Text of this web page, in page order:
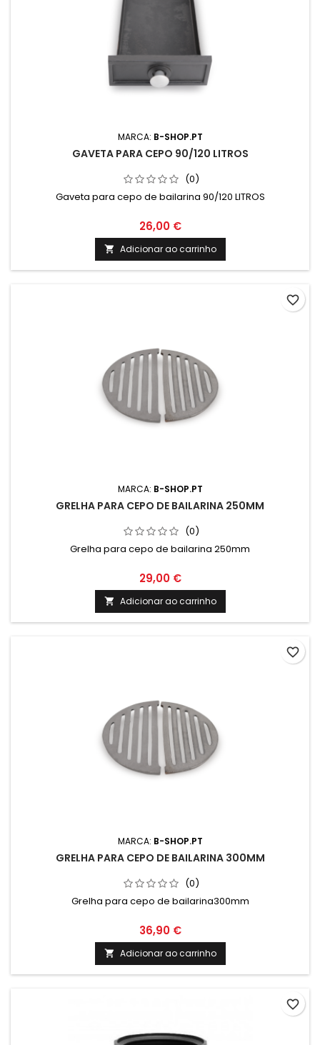
MARCA: B-SHOP.PT
GAVETA PARA CEPO 90/120 LITROS
(0)
Gaveta para cepo de bailarina 90/120 LITROS
26,00 €
 Adicionar ao carrinho
MARCA: B-SHOP.PT
GRELHA PARA CEPO DE BAILARINA 250MM
(0)
Grelha para cepo de bailarina 250mm
29,00 €
 Adicionar ao carrinho
favorite_border
MARCA: B-SHOP.PT
GRELHA PARA CEPO DE BAILARINA 300MM
(0)
Grelha para cepo de bailarina300mm
36,90 €
 Adicionar ao carrinho
favorite_border
favorite_border